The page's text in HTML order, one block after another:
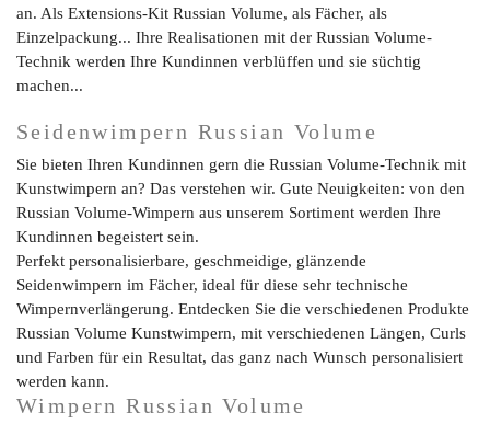
an. Als Extensions-Kit Russian Volume, als Fächer, als
Einzelpackung... Ihre Realisationen mit der Russian Volume-
Technik werden Ihre Kundinnen verblüffen und sie süchtig
machen...
Seidenwimpern Russian Volume
Sie bieten Ihren Kundinnen gern die Russian Volume-Technik mit
Kunstwimpern an? Das verstehen wir. Gute Neuigkeiten: von den
Russian Volume-Wimpern aus unserem Sortiment werden Ihre
Kundinnen begeistert sein.
Perfekt personalisierbare, geschmeidige, glänzende
Seidenwimpern im Fächer, ideal für diese sehr technische
Wimpernverlängerung. Entdecken Sie die verschiedenen Produkte
Russian Volume Kunstwimpern, mit verschiedenen Längen, Curls
und Farben für ein Resultat, das ganz nach Wunsch personalisiert
werden kann.
Wimpern Russian Volume